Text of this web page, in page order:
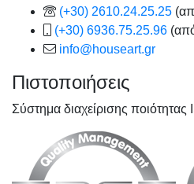
(+30) 2610.24.25.25
(+30) 6936.75.25.96
info@houseart.gr
Πιστοποιήσεις
Σύστημα διαχείρισης